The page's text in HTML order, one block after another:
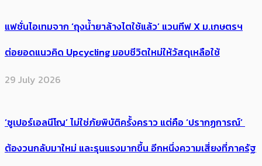
แฟชั่นไอเทมจาก ‘ถุงน้ำยาล้างไตใช้แล้ว’ แวนทีฟ X ม.เกษตรฯ
ต่อยอดแนวคิด Upcycling มอบชีวิตใหม่ให้วัสดุเหลือใช้
29 July 2026
‘ซูเปอร์เอลนีโญ’ ไม่ใช่ภัยพิบัติครั้งคราว แต่คือ ‘ปรากฏการณ์’ ​
ต้อง​วนกลับมาใหม่ และรุนแรงมากขึ้น อีกหนึ่งความเสี่ยงที่ภาครัฐ